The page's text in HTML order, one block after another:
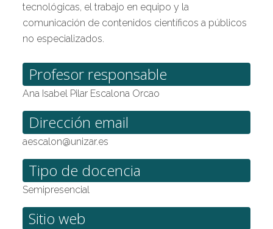
tecnológicas, el trabajo en equipo y la
comunicación de contenidos científicos a públicos
no especializados.
Profesor responsable
Ana Isabel Pilar Escalona Orcao
Dirección email
aescalon@unizar.es
Tipo de docencia
Semipresencial
Sitio web